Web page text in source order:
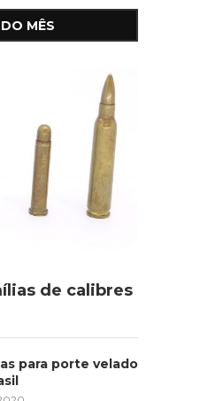
MÊS
de calibres
para porte velado